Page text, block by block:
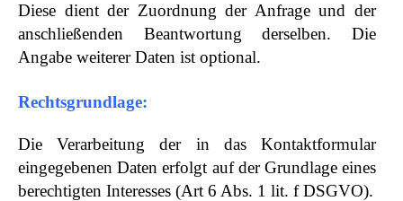
Diese dient der Zuordnung der Anfrage und der
anschließenden Beantwortung derselben. Die
Angabe weiterer Daten ist optional.
Rechtsgrundlage:
Die Verarbeitung der in das Kontaktformular
eingegebenen Daten erfolgt auf der Grundlage eines
berechtigten Interesses (Art 6 Abs. 1 lit. f DSGVO).